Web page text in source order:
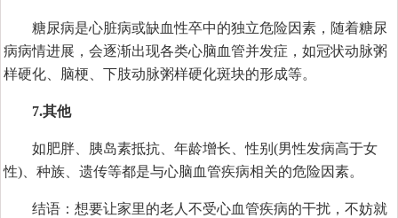
糖尿病是心脏病或缺血性卒中的独立危险因素，随着糖尿
病病情进展，会逐渐出现各类心脑血管并发症，如冠状动脉粥
样硬化、脑梗、下肢动脉粥样硬化斑块的形成等。
7.其他
如肥胖、胰岛素抵抗、年龄增长、性别(男性发病高于女
性)、种族、遗传等都是与心脑血管疾病相关的危险因素。
结语：想要让家里的老人不受心血管疾病的干扰，不妨就